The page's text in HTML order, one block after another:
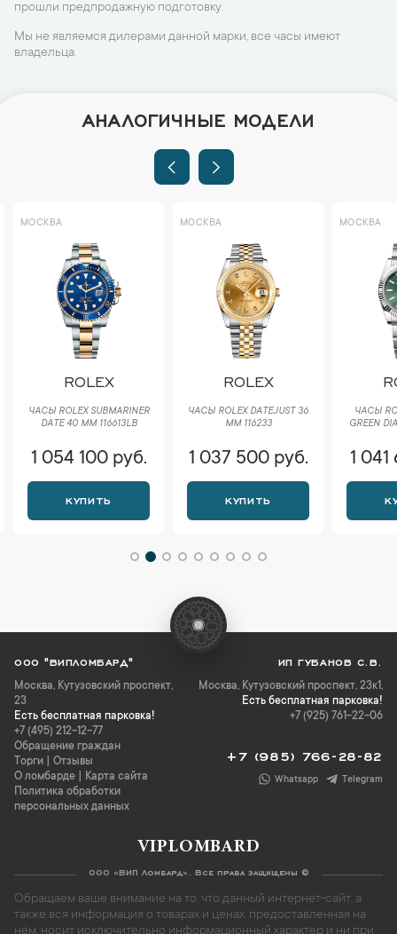
прошли предпродажную подготовку.
Мы не являемся дилерами данной марки, все часы имеют
владельца.
АНАЛОГИЧНЫЕ МОДЕЛИ
МОСКВА
ROLEX
ЧАСЫ ROLEX SUBMARINER
DATE 40 ММ 116613LB
1 054 100 руб.
КУПИТЬ
МОСКВА
ROLEX
ЧАСЫ ROLEX DATEJUST 36
ММ 116233
1 037 500 руб.
КУПИТЬ
МОСКВА
ЧАСЫ
GREEN
1
ООО "ВИПЛОМБАРД"
Москва, Кутузовский проспект,
23
Есть бесплатная парковка!
+7 (495) 212-12-77
Обращение граждан
Торги
Отзывы
О ломбарде
Карта сайта
Политика обработки
персональных данных
ИП ГУБАНОВ С.В.
Москва, Кутузовский проспект, 23к1,
Есть бесплатная парковка!
+7 (925) 761-22-06
+7 (985) 766-28-82
Whatsapp Telegram
VIPLOMBARD
ООО «ВИП Ломбард». Все права защищены ©
Обращаем ваше внимание на то, что данный интернет-сайт, а
также вся информация о товарах и ценах, предоставленная на